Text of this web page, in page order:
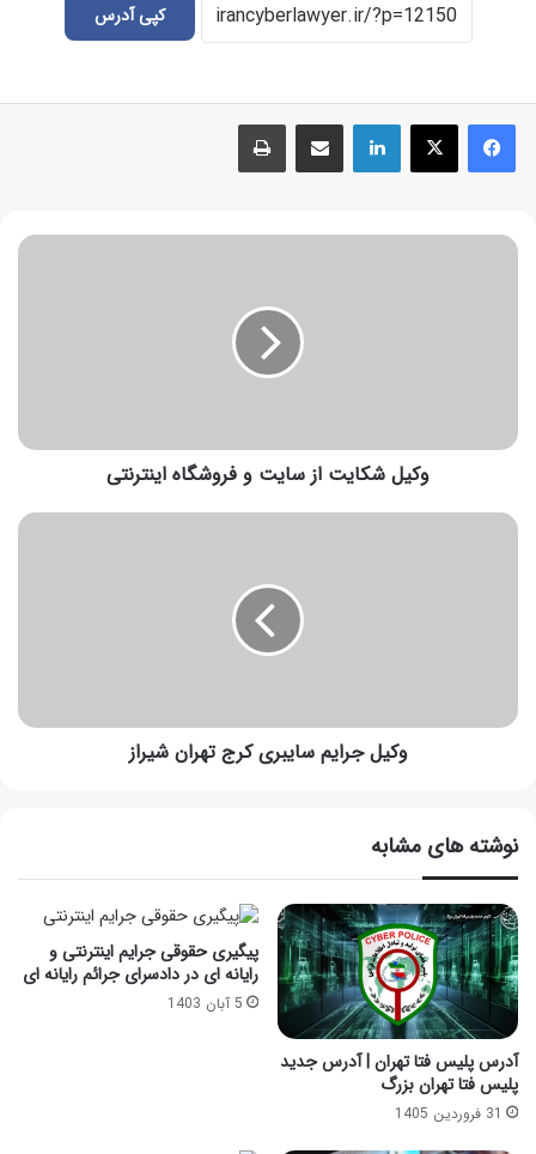
کپی آدرس
وکیل شکایت از سایت و فروشگاه اینترنتی
وکیل جرایم سایبری کرج تهران شیراز
نوشته های مشابه
آدرس پلیس فتا تهران | آدرس جدید
پلیس فتا تهران بزرگ
31 فروردین 1405
پیگیری حقوقی جرایم اینترنتی و
رایانه ای در دادسرای جرائم رایانه ای
5 آبان 1403